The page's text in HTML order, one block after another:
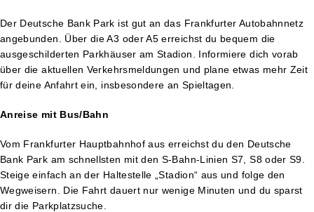
Der Deutsche Bank Park ist gut an das Frankfurter Autobahnnetz
angebunden. Über die A3 oder A5 erreichst du bequem die
ausgeschilderten Parkhäuser am Stadion. Informiere dich vorab
über die aktuellen Verkehrsmeldungen und plane etwas mehr Zeit
für deine Anfahrt ein, insbesondere an Spieltagen.
Anreise mit Bus/Bahn
Vom Frankfurter Hauptbahnhof aus erreichst du den Deutsche
Bank Park am schnellsten mit den S-Bahn-Linien S7, S8 oder S9.
Steige einfach an der Haltestelle „Stadion“ aus und folge den
Wegweisern. Die Fahrt dauert nur wenige Minuten und du sparst
dir die Parkplatzsuche.